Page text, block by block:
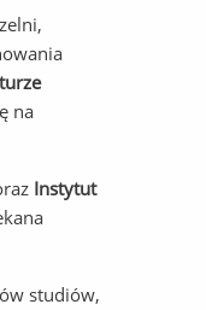
na
Instytut
studiów,